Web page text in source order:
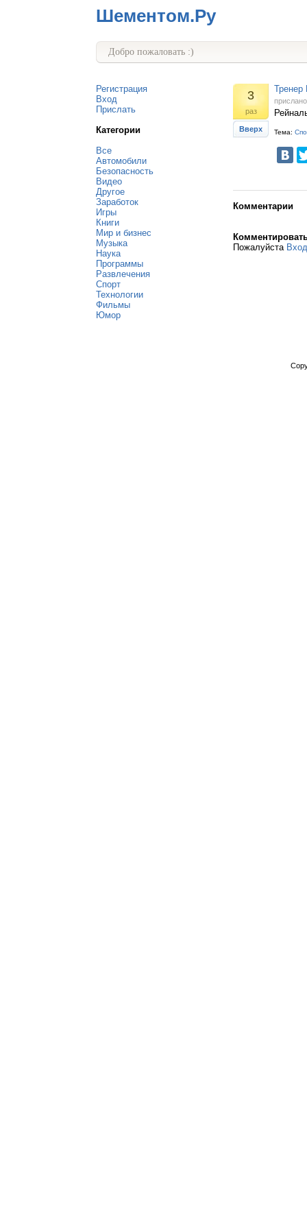
Шементом.Ру
Добро пожаловать :)
Регистрация
Вход
Прислать
Категории
Все
Автомобили
Безопасность
Видео
Другое
Заработок
Игры
Книги
Мир и бизнес
Музыка
Наука
Программы
Развлечения
Спорт
Технологии
Фильмы
Юмор
3
раз
Вверх
Тренер
Тема:
Комментарии
Пожалуйста Вход